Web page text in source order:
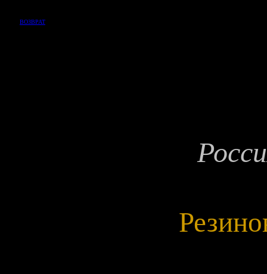
ВОЗВРАТ